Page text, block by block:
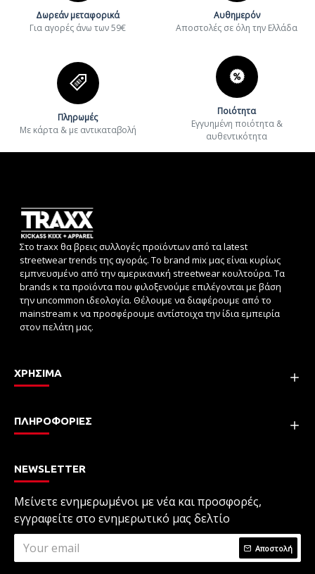
Δωρεάν μεταφορικά
Για αγορές άνω των 59€
Αυθημερόν
Aποστολές σε όλη την Ελλάδα
Πληρωμές
Με κάρτα & με αντικαταβολή
Ποιότητα
Εγγυημένη ποιότητα &
αυθεντικότητα
Στο traxx θα βρεις συλλογές προϊόντων από τα latest
streetwear trends της αγοράς. Το brand mix μας είναι κυρίως
εμπνευσμένο από την αμερικανική streetwear κουλτούρα. Τα
brands κ τα προϊόντα που φιλοξενούμε επιλέγονται με βάση
την uncommon ιδεολογία. Θέλουμε να διαφέρουμε από το
mainstream κ να προσφέρουμε αντίστοιχα την ίδια εμπειρία
στον πελάτη μας.
ΧΡΗΣΙΜΑ
ΠΛΗΡΟΦΟΡΙΕΣ
NEWSLETTER
Μείνετε ενημερωμένοι με νέα και προσφορές,
εγγραφείτε στο ενημερωτικό μας δελτίο
Αποστολή